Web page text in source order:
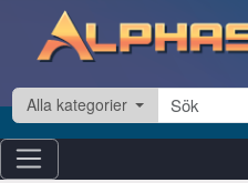
Hoppa till innehåll
Alla kategorier